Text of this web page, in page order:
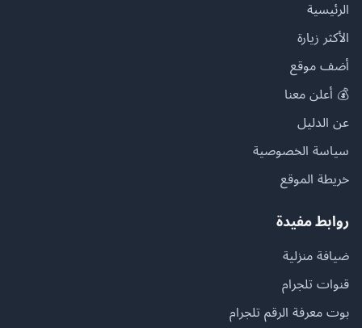
الرئيسية
الأكثر زيارة
أضف موقع
💰 أعلن معنا
عن الدليل
سياسة الخصوصية
خريطة الموقع
روابط مفيدة
ضيافة منزلية
قنوات تلجرام
بوت معرفة الرقم تلجرام